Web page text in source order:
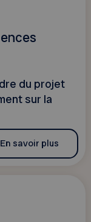
du projet
sur la
En savoir plus